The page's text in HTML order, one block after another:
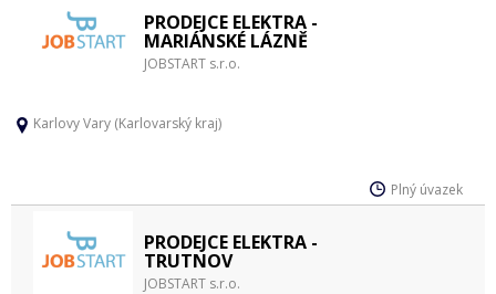
PRODEJCE ELEKTRA -
MARIÁNSKÉ LÁZNĚ
JOBSTART s.r.o.
Karlovy Vary (Karlovarský kraj)
Plný úvazek
PRODEJCE ELEKTRA -
TRUTNOV
JOBSTART s.r.o.